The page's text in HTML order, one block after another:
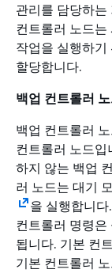
관리를 담당하는
컨트롤러 노드는
작업을 실행하기
할당합니다.
백업 컨트롤러
백업 컨트롤러
컨트롤러 노드입
하지 않는 백업
러 노드는 대기
을 실행합니
컨트롤러 명령
됩니다. 기본 컨
기본 컨트롤러